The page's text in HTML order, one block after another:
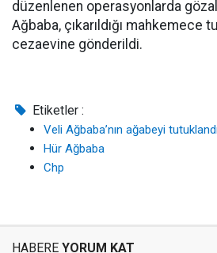
düzenlenen operasyonlarda
Ağbaba, çıkarıldığı mahkemece
cezaevine gönderildi.
Etiketler :
Veli Ağbaba’nın ağabeyi
Hür Ağbaba
Chp
HABERE YORUM KAT